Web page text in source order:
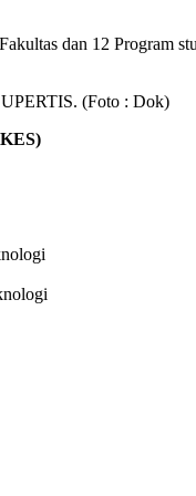
dan 12 Program
(Foto : Dok)